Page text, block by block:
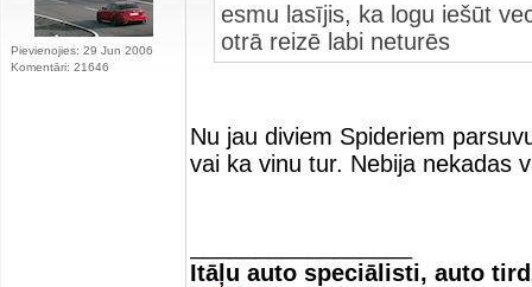
Pievienojies: 29 Jun 2006
Komentāri: 21646
esmu lasījis, ka logu iešūt
otrā reizē labi neturēs
Nu jau diviem Spideriem
vai ka vinu tur. Nebija nekadas
Itāļu auto speciālisti, auto